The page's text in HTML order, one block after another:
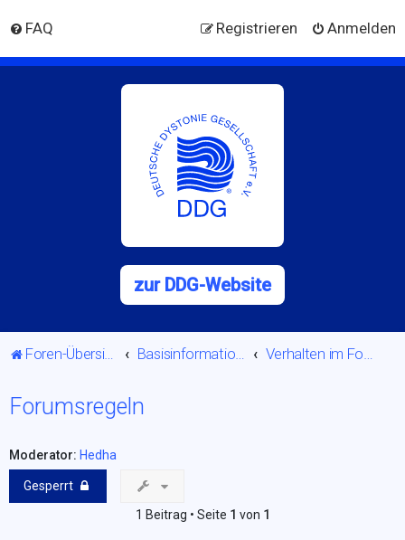
FAQ Anmelden
Registrieren
zur DDG-Website
Foren-Übersicht Basisinformationen Verhalten im Forum
Forumsregeln
Moderator: Hedha
Gesperrt
1 Beitrag • Seite 1 von 1